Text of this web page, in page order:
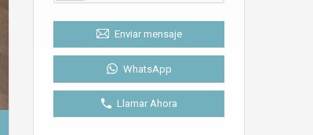
Enviar mensaje
WhatsApp
Llamar Ahora